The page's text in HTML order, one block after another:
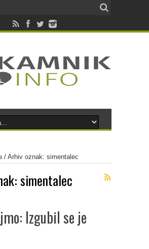
/ Arhiv oznak: simentalec
simentalec
Izgubil se je